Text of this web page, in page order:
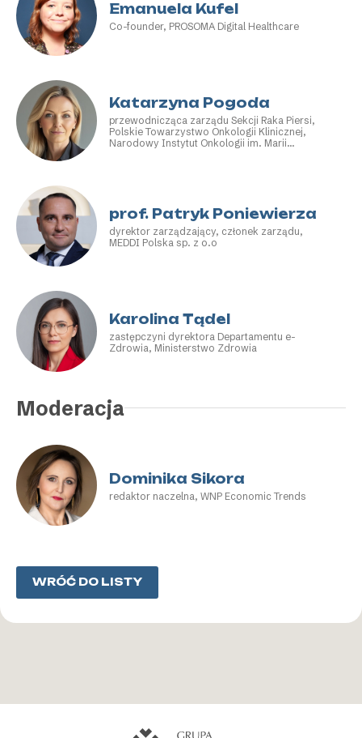
Emanuela Kufel
Co-founder, PROSOMA Digital Healthcare
Katarzyna Pogoda
przewodnicząca zarządu Sekcji Raka Piersi,
Polskie Towarzystwo Onkologii Klinicznej,
Narodowy Instytut Onkologii im. Marii
prof. Patryk Poniewierza
dyrektor zarządzający, członek zarządu,
MEDDI Polska sp. z o.o
Karolina Tądel
zastępczyni dyrektora Departamentu e-
Zdrowia, Ministerstwo Zdrowia
Moderacja
Dominika Sikora
redaktor naczelna, WNP Economic Trends
WRÓĆ DO LISTY